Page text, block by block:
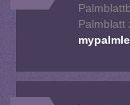
Palmblatt